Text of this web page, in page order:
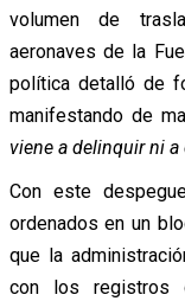
volumen de
aeronaves de la
política detalló de
manifestando de
viene a delinquir ni
Con este
ordenados en un
que la
con los registros